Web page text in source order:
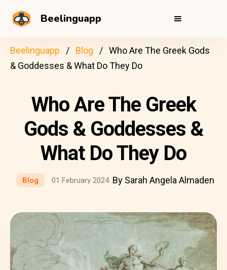
Beelinguapp
Beelinguapp Blog
Who Are The Greek Gods
& Goddesses & What Do They Do
Who Are The Greek
Gods & Goddesses &
What Do They Do
Blog 01 February 2024 By Sarah Angela Almaden